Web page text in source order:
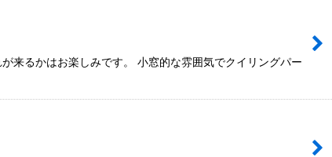
来るかはお楽しみです。 小窓的な雰囲気でクイリングパー